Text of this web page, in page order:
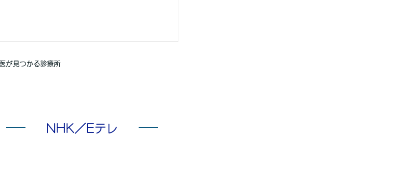
が見つかる診療所
NHK／Eテレ